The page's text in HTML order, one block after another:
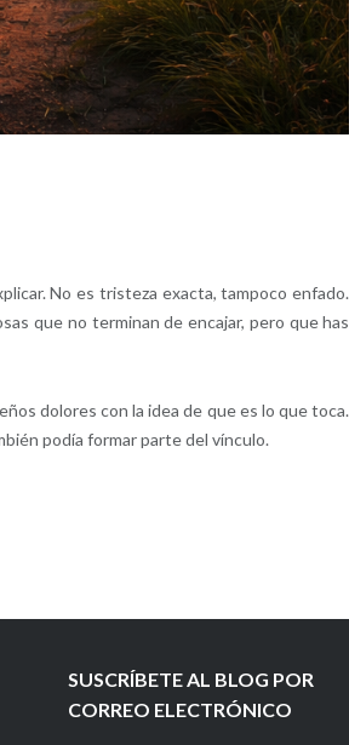
No es tristeza exacta, tampoco enfado.
que no terminan de encajar, pero que has
dolores con la idea de que es lo que toca.
podía formar parte del vínculo.
SUSCRÍBETE AL BLOG POR
CORREO ELECTRÓNICO